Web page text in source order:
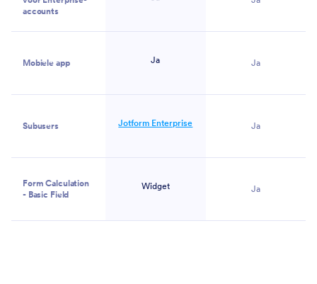
accounts
Mobiele app Ja Ja
Subusers Jotform Enterprise Ja
Form Calculation
- Basic Field
Widget Ja